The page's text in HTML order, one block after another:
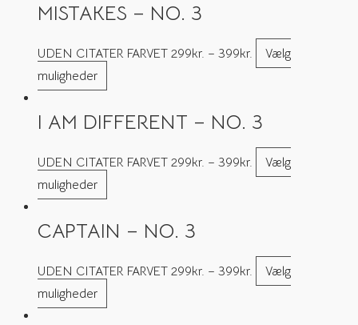
MISTAKES – NO. 3
UDEN CITATER FARVET 299kr. – 399kr.
Vælg
muligheder
I AM DIFFERENT – NO. 3
UDEN CITATER FARVET 299kr. – 399kr.
Vælg
muligheder
CAPTAIN – NO. 3
UDEN CITATER FARVET 299kr. – 399kr.
Vælg
muligheder